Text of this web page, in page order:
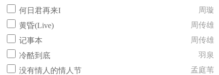
何日君再来I
周璇
黄昏(Live)
周传雄
记事本
周传雄
冷酷到底
羽泉
没有情人的情人节
孟庭苇